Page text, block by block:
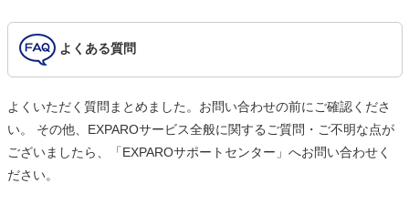
ん。
よくある質問
よくいただく質問まとめました。お問い合わせの前にご確認くださ
い。 その他、EXPAROサービス全般に関するご質問・ご不明な点が
ございましたら、「EXPAROサポートセンター」へお問い合わせく
ださい。